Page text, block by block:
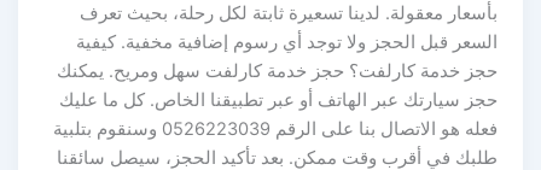
بأسعار معقولة. لدينا تسعيرة ثابتة لكل رحلة، بحيث تعرف
السعر قبل الحجز ولا توجد أي رسوم إضافية مخفية. كيفية
حجز خدمة كارلفت؟ حجز خدمة كارلفت سهل ومريح. يمكنك
حجز سيارتك عبر الهاتف أو عبر تطبيقنا الخاص. كل ما عليك
فعله هو الاتصال بنا على الرقم 0526223039 وسنقوم بتلبية
طلبك في أقرب وقت ممكن. بعد تأكيد الحجز، سيصل سائقنا